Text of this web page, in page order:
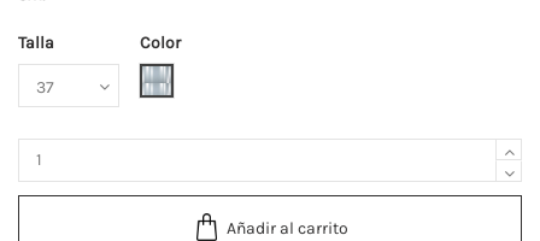
Talla
Color
Plata
Añadir al carrito